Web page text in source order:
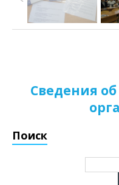
Сведения
Поиск